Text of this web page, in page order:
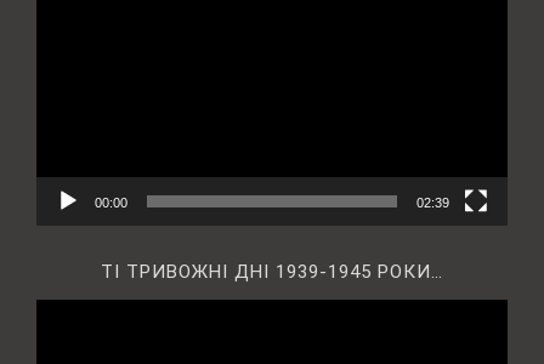
00:00 02:39
ТІ ТРИВОЖНІ ДНІ 1939-1945 РОКИ…